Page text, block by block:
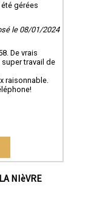
gérées
le 08/01/2024
De vrais
travail de
raisonnable.
LA NIèVRE